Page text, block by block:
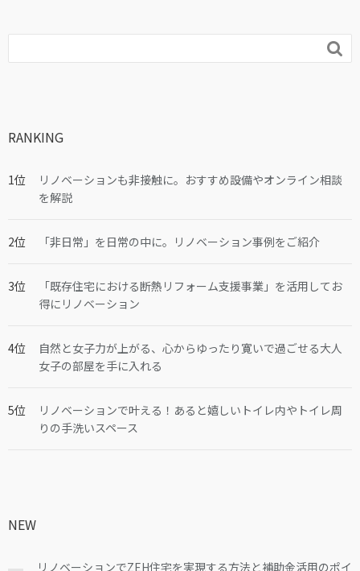

RANKING
リノベーションも非接触に。おすすめ設備やオンライン相談
を解説
「非日常」を日常の中に。リノベーション事例をご紹介
「既存住宅における断熱リフォーム支援事業」を活用してお
得にリノベーション
自然と女子力が上がる、心からゆったり寛いで過ごせる大人
女子の部屋を手に入れる
リノベーションで叶える！あると嬉しいトイレ内やトイレ周
りの手洗いスペース
NEW
リノベーションでZEH住宅を実現する方法と補助金活用のポイ